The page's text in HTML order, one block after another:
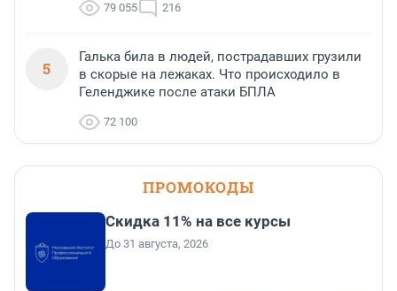
79 055 216
5
Галька била в людей, пострадавших грузили
в скорые на лежаках. Что происходило в
Геленджике после атаки БПЛА
72 100
ПРОМОКОДЫ
Скидка 11% на все курсы
До 31 августа, 2026